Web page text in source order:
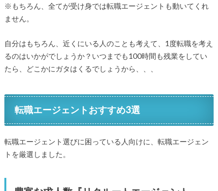
※もちろん、全てが受け身では転職エージェントも動いてくれ
ません。
自分はもちろん、近くにいる人のことも考えて、1度転職を考え
るのはいかがでしょうか？いつまでも100時間も残業をしてい
たら、どこかにガタはくるでしょうから、、、
転職エージェントおすすめ3選
転職エージェント選びに困っている人向けに、転職エージェン
トを厳選しました。